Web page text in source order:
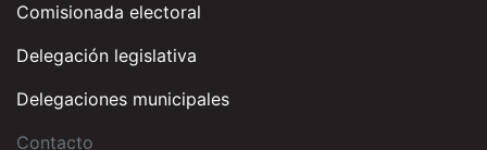
Comisionada electoral
Delegación legislativa
Delegaciones municipales
Contacto